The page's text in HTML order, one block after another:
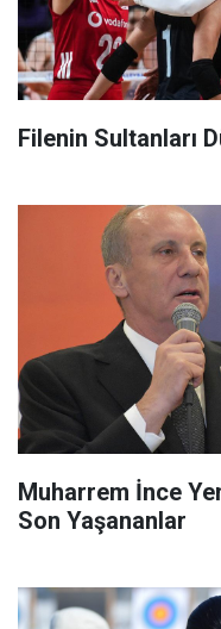
Filenin Sultanları
Muharrem İnce
Son Yaşananlar